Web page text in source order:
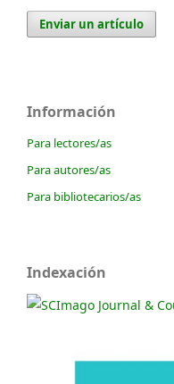
Enviar un artículo
Información
Para lectores/as
Para autores/as
Para bibliotecarios/as
Indexación